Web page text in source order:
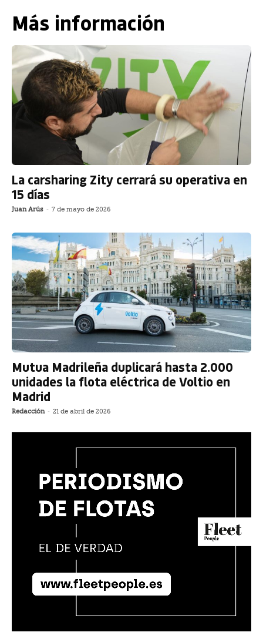
Más información
La carsharing Zity cerrará su operativa en
15 días
Juan Arús - 7 de mayo de 2026
Mutua Madrileña duplicará hasta 2.000
unidades la flota eléctrica de Voltio en
Madrid
Redacción - 21 de abril de 2026